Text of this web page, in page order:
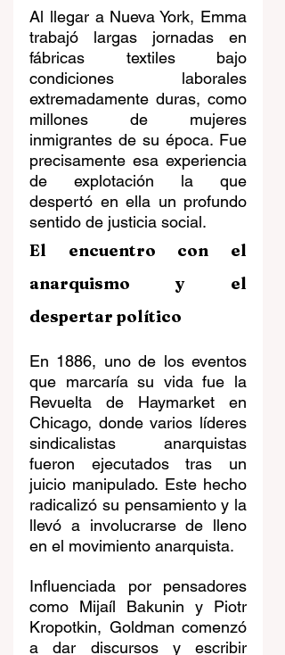
Al llegar a Nueva York, Emma
trabajó largas jornadas en
fábricas textiles bajo
condiciones laborales
extremadamente duras, como
millones de mujeres
inmigrantes de su época. Fue
precisamente esa experiencia
de explotación la que
despertó en ella un profundo
sentido de justicia social.
El encuentro con el
anarquismo y el
despertar político
En 1886, uno de los eventos
que marcaría su vida fue la
Revuelta de Haymarket en
Chicago, donde varios líderes
sindicalistas anarquistas
fueron ejecutados tras un
juicio manipulado. Este hecho
radicalizó su pensamiento y la
llevó a involucrarse de lleno
en el movimiento anarquista.
Influenciada por pensadores
como Mijaíl Bakunin y Piotr
Kropotkin, Goldman comenzó
a dar discursos y escribir